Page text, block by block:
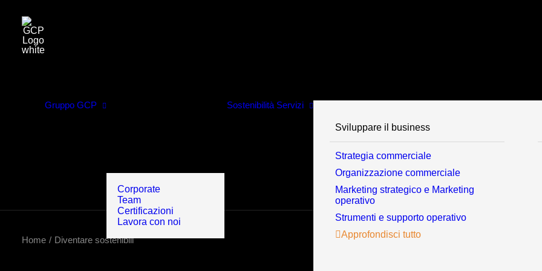
Gruppo GCP
Corporate
Team
Certificazioni
Lavora con noi
Sostenibilità Servizi
Sviluppare il business
Strategia commerciale
Organizzazione commerciale
Marketing strategico e Marketing
operativo
Strumenti e supporto operativo
Approfondisci tutto
Home Diventare sostenibili